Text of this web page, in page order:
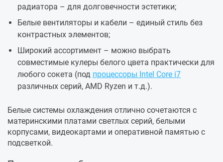
радиатора – для долговечности эстетики;
Белые вентиляторы и кабели – единый стиль без
контрастных элементов;
Широкий ассортимент – можно выбрать
совместимые кулеры белого цвета практически для
любого сокета (под процессоры Intel Core i7
различных серий, AMD Ryzen и т.д.).
Белые системы охлаждения отлично сочетаются с
материнскими платами светлых серий, белыми
корпусами, видеокартами и оперативной памятью с
подсветкой.